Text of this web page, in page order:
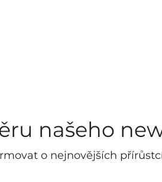
našeho
o nejnovějších